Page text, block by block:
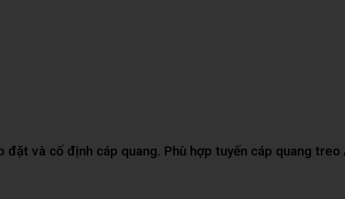
và cố định cáp quang. Phù hợp tuyến cáp quang treo